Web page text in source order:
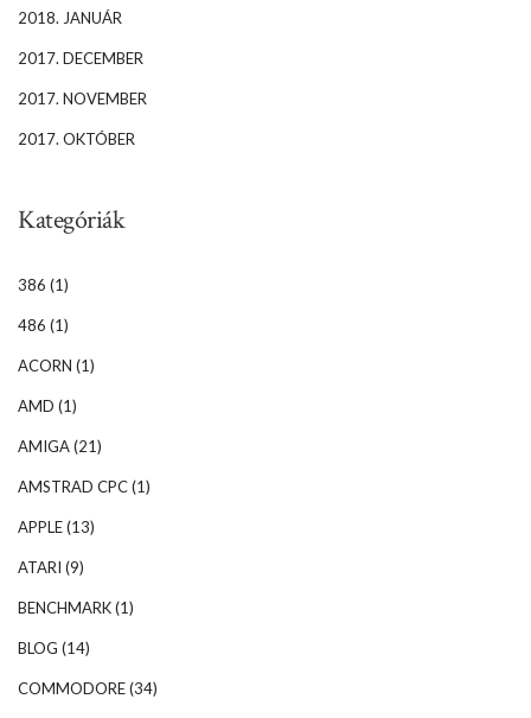
2018. JANUÁR
2017. DECEMBER
2017. NOVEMBER
2017. OKTÓBER
Kategóriák
386 (1)
486 (1)
ACORN (1)
AMD (1)
AMIGA(21)
AMSTRAD CPC(1)
APPLE(13)
ATARI (9)
BENCHMARK(1)
BLOG (14)
COMMODORE(34)